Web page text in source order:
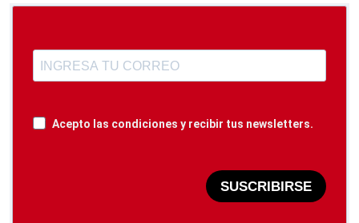
Acepto las condiciones y recibir tus newsletters.
SUSCRIBIRSE